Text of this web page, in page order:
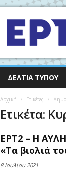
ΔΕΛΤΊΑ ΤΎΠΟΥ
Αρχική Ετικέτες
Ετικέτα:
ΕΡΤ2 – Η
«Τα βιολιά
8 Ιουλίου 2021